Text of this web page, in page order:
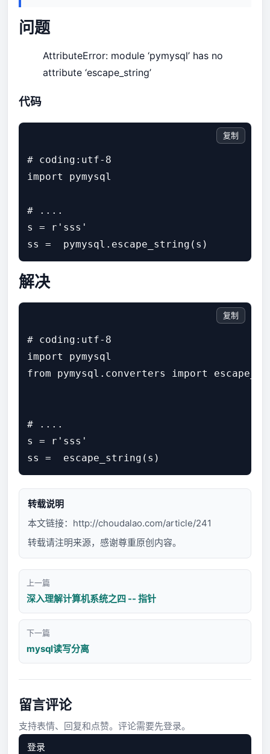
问题
AttributeError: module ‘pymysql’ has no
attribute ‘escape_string’
代码
# coding:utf-8
import pymysql
# ....
s = r'sss'
复制
解决
# coding:utf-8
import pymysql
from pymysql.converters import
# ....
s = r'sss'
复制
转载说明
本文链接： http://choudalao.com/article/241
转载请注明来源，感谢尊重原创内容。
上一篇
深入理解计算机系统之四 -- 指针
下一篇
mysql读写分离
留言评论
支持表情、回复和点赞。评论需要先登录。
登录